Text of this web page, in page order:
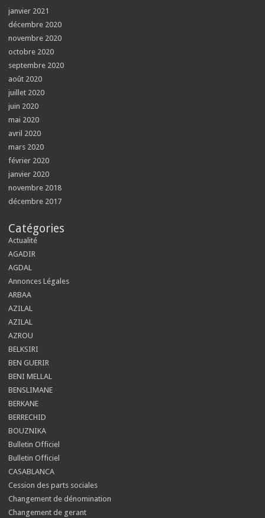
janvier 2021
décembre 2020
novembre 2020
octobre 2020
septembre 2020
août 2020
juillet 2020
juin 2020
mai 2020
avril 2020
mars 2020
février 2020
janvier 2020
novembre 2018
décembre 2017
Catégories
Actualité
AGADIR
AGDAL
Annonces Légales
ARBAA
AZILAL
AZILAL
AZROU
BELKSIRI
BEN GUERIR
BENI MELLAL
BENSLIMANE
BERKANE
BERRECHID
BOUZNIKA
Bulletin Officiel
Bulletin Officiel
CASABLANCA
Cession des parts sociales
Changement de dénomination
Changement de gerant